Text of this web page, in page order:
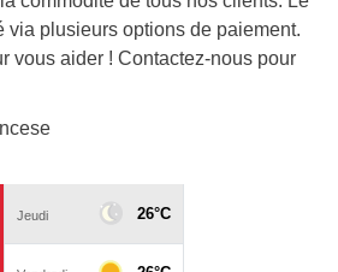
via plusieurs options de paiement.
vous aider ! Contactez-nous pour